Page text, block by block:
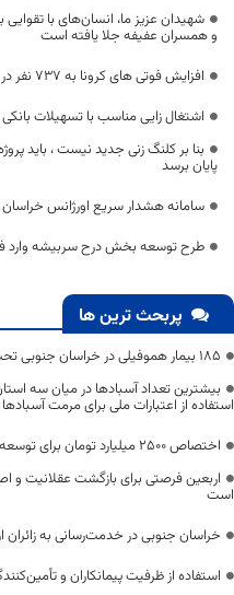
شهیدان عزیز ما، انسان‌های با
و همسران عفیفه جلا یافته است
افزایش فوتی های کرونا به 737 نفر در خراسان جنوبی
اشتغال زایی مناسب با تسهیلات بانکی
بنا بر کلنگ زنی جدید نیست ، باید
پایان برسد
سامانه هشدار سریع اورژانس خراسان
طرح توسعه بخش درح سربیشه وارد
پربحث ترین ها
۱۸۵ بیمار هموفیلی در خراسان جنوبی تحت پوشش خدمات بیمه سلامت قرار دارند
بیشترین تعداد آسبادها در میان سه
استفاده از اعتبارات ملی برای مرمت آسبادها
اختصاص 2500 میلیارد تومان برای توسعه راه‌های دوبانده خراسان جنوبی
اربعین فرصتی برای بازگشت عقلانیت
است
خراسان جنوبی در خدمت‌رسانی به
استفاده از ظرفیت پیمانکاران و